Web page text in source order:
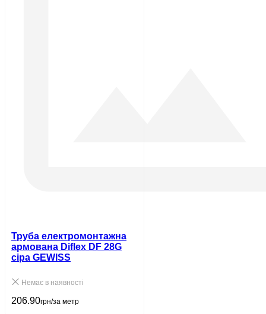
Труба електромонтажна
армована Diflex DF 28G
сіра GEWISS
Немає в наявності
206.90грн/за метр